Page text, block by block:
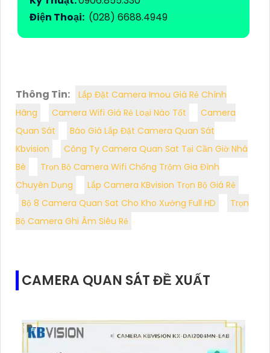
Điện Thoại: (028) 6688.4949
Thông Tin:
Lắp Đặt Camera Imou Giá Rẻ Chính
Hãng
Camera Wifi Giá Rẻ Loại Nào Tốt
Camera
Quan Sát
Báo Giá Lắp Đặt Camera Quan Sát
Kbvision
Công Ty Camera Quan Sat Tại Cần Giờ Nhà
Bè
Trọn Bộ Camera Wifi Chống Trộm Gia Đình
Chuyên Dụng
Lắp Camera KBvision Trọn Bộ Giá Rẻ
Bộ 8 Camera Quan Sat Cho Kho Xưởng Full HD
Trọn
Bộ Camera Ghi Âm Siêu Rẻ
CAMERA QUAN SÁT ĐỀ XUẤT